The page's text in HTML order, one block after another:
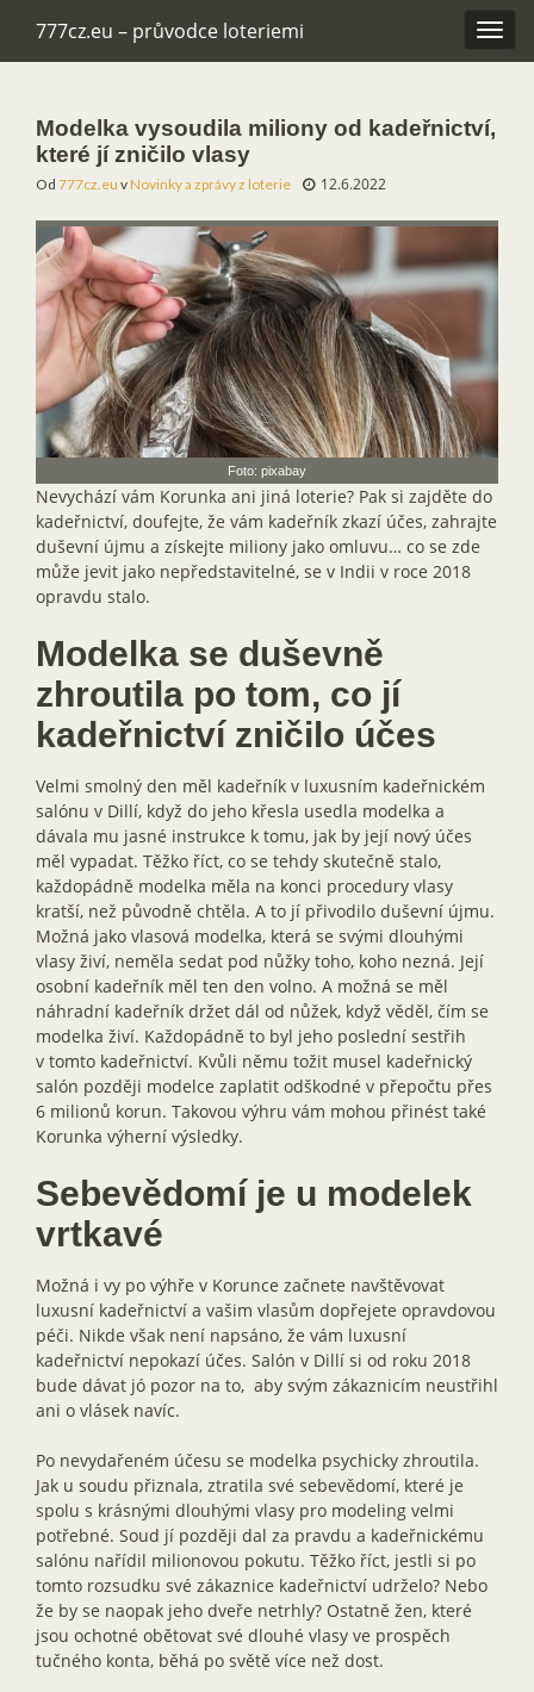
777cz.eu – průvodce loteriemi
Modelka vysoudila miliony od kadeřnictví,
které jí zničilo vlasy
Od 777cz.eu vNovinky a zprávy z loterie 12.6.2022
Foto: pixabay
Nevychází vám Korunka ani jiná loterie? Pak si zajděte do
kadeřnictví, doufejte, že vám kadeřník zkazí účes, zahrajte
duševní újmu a získejte miliony jako omluvu… co se zde
může jevit jako nepředstavitelné, se v Indii v roce 2018
opravdu stalo.
Modelka se duševně
zhroutila po tom, co jí
kadeřnictví zničilo účes
Velmi smolný den měl kadeřník v luxusním kadeřnickém
salónu v Dillí, když do jeho křesla usedla modelka a
dávala mu jasné instrukce k tomu, jak by její nový účes
měl vypadat. Těžko říct, co se tehdy skutečně stalo,
každopádně modelka měla na konci procedury vlasy
kratší, než původně chtěla. A to jí přivodilo duševní újmu.
Možná jako vlasová modelka, která se svými dlouhými
vlasy živí, neměla sedat pod nůžky toho, koho nezná. Její
osobní kadeřník měl ten den volno. A možná se měl
náhradní kadeřník držet dál od nůžek, když věděl, čím se
modelka živí. Každopádně to byl jeho poslední sestřih
v tomto kadeřnictví. Kvůli němu tožit musel kadeřnický
salón později modelce zaplatit odškodné v přepočtu přes
6 milionů korun. Takovou výhru vám mohou přinést také
Korunka výherní výsledky.
Sebevědomí je u modelek
vrtkavé
Možná i vy po výhře v Korunce začnete navštěvovat
luxusní kadeřnictví a vašim vlasům dopřejete opravdovou
péči. Nikde však není napsáno, že vám luxusní
kadeřnictví nepokazí účes. Salón v Dillí si od roku 2018
bude dávat jó pozor na to, aby svým zákaznicím neustřihl
ani o vlásek navíc.
Po nevydařeném účesu se modelka psychicky zhroutila.
Jak u soudu přiznala, ztratila své sebevědomí, které je
spolu s krásnými dlouhými vlasy pro modeling velmi
potřebné. Soud jí později dal za pravdu a kadeřnickému
salónu nařídil milionovou pokutu. Těžko říct, jestli si po
tomto rozsudku své zákaznice kadeřnictví udrželo? Nebo
že by se naopak jeho dveře netrhly? Ostatně žen, které
jsou ochotné obětovat své dlouhé vlasy ve prospěch
tučného konta, běhá po světě více než dost.